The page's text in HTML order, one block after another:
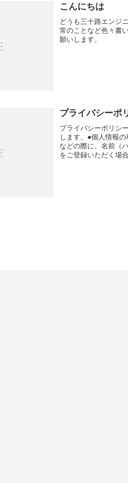
こんにちは
どうも三十路エンジ
常のことなど色々書
願いします。
プライバシーポ
プライバシーポリシ
します。●個人情報
などの際に、名前（
をご登録いただく場